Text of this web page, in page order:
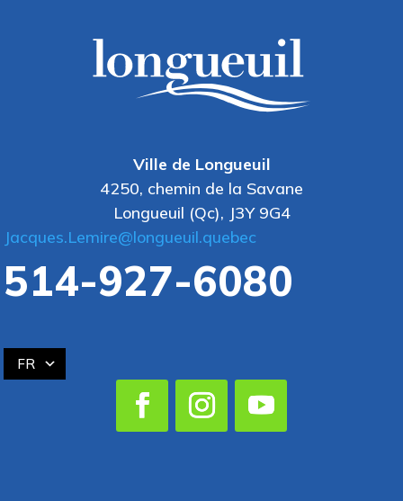
Ville de Longueuil
4250, chemin de la Savane
Longueuil (Qc), J3Y 9G4
Jacques.Lemire@longueuil.quebec
514-927-6080
FR